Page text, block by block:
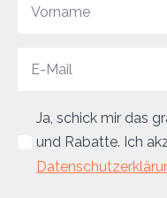
Ja, schick mir das
und Rabatte. Ich